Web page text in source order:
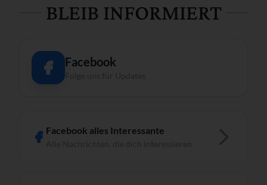
BLEIB INFORMIERT
Facebook
Facebook alles Interessante